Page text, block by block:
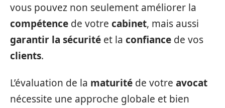
vous pouvez non seulement améliorer la
compétence de votre cabinet, mais aussi
garantir la sécurité et la confiance de vos
clients.
L’évaluation de la maturité de votre avocat
nécessite une approche globale et bien